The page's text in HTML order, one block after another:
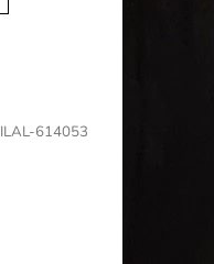
ILAL-614053